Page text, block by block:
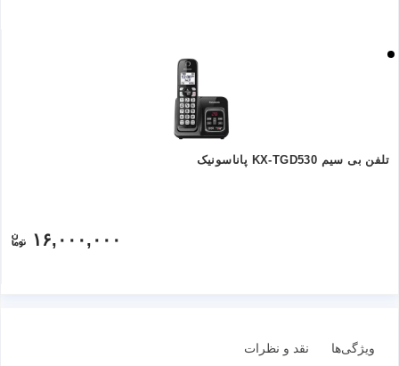
تلفن بی سیم KX-TGD530 پاناسونیک
۱۶,۰۰۰,۰۰۰
ویژگی‌ها نقد و نظرات